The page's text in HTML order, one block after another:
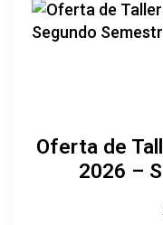
Oferta de
2026 –